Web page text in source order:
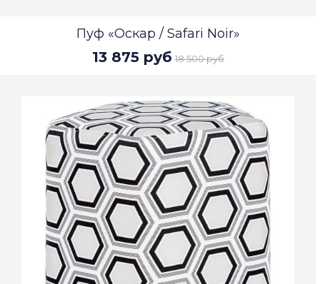
Пуф «Оскар / Safari Noir»
13 875 руб 18 500 руб